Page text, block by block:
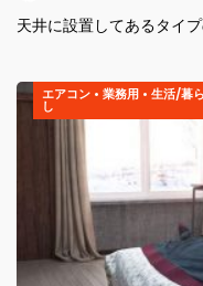
天井に設置してあるタイ
エアコン • 業務用 • 生活/暮ら
し